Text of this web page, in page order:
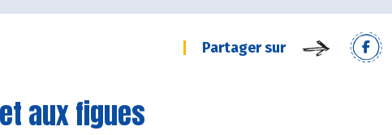
Partager sur
aux figues